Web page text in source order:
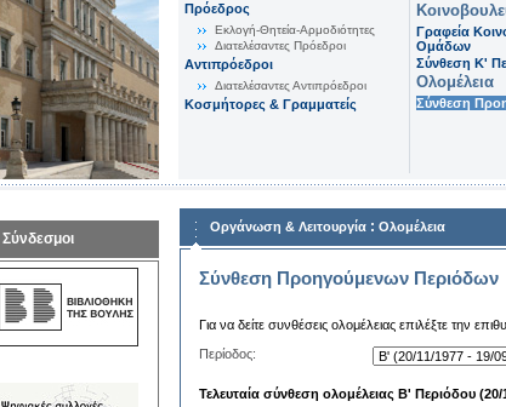
Πρόεδρος
Εκλογή-Θητεία-Αρμοδιότητες
Διατελέσαντες Πρόεδροι
Αντιπρόεδροι
Διατελέσαντες Αντιπρόεδροι
Κοσμήτορες & Γραμματείς
Γραφεία
Ομάδων
Σύνθεση K'
Ολομέλεια
Σύνθεση
Σύνδεσμοι
Οργάνωση & Λειτουργία : Ολομέλεια
Σύνθεση Προηγούμενων Περιόδων
Για να δείτε συνθέσεις ολομέλειας επιλέξτε την
Περίοδος:
Τελευταία σύνθεση ολομέλειας Β' Περιόδου (20/